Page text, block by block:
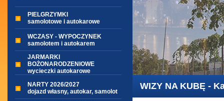
PIELGRZYMKI
samolotowe i autokarowe
WCZASY - WYPOCZYNEK
samolotem i autokarem
JARMARKI
BOŻONARODZENIOWE
wycieczki autokarowe
NARTY 2026/2027
dojazd własny, autokar, samolot
WIZY NA KUBĘ -